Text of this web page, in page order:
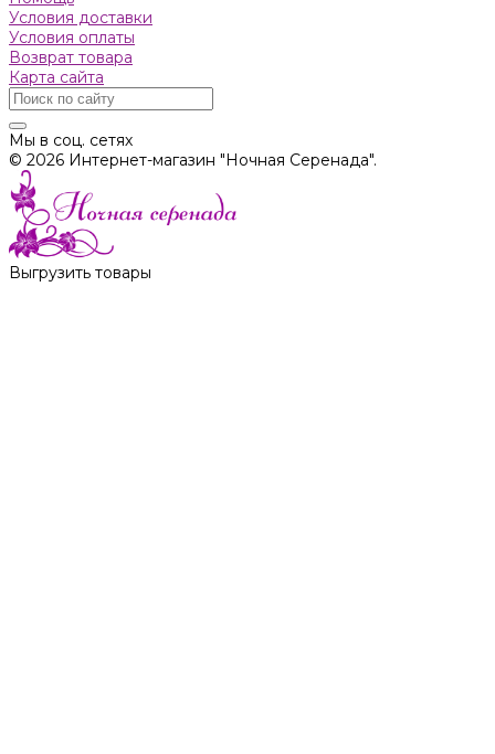
Условия доставки
Условия оплаты
Возврат товара
Карта сайта
Мы в соц. сетях
© 2026 Интернет-магазин "Ночная Серенада".
Выгрузить товары